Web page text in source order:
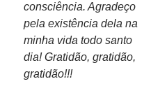
consciência. Agradeço
pela existência dela na
minha vida todo santo
dia! Gratidão, gratidão,
gratidão!!!